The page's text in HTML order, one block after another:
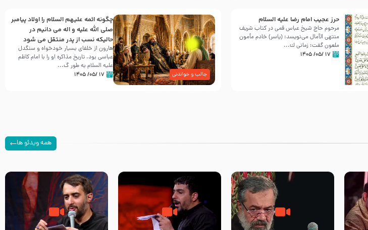
حرز عجیب امام رضا علیه السلام
مرحوم حاج شیخ عباس قمی در کتاب شریف
منتهی الآمال می‌نویسد: (ياسر) خادم مأمون
ملعون گفت: زمانى ك...
۱۷ /۰۵/ ۱۴۰۵
جالب و خواندنی
چگونه ائمه علیهم السلام را اولاد پیامبر
صلی الله علیه و اله می دانیم در
حالیکه نسب از پدر منتقل می شود
هارون از خلفای بسیار خودخواه و سنگدل
عباسی بود. تاریخ مذاکره او را با امام کاظم
علیه السلام به طور گ...
۱۷ /۰۵/ ۱۴۰۵
همه ویدئو ها